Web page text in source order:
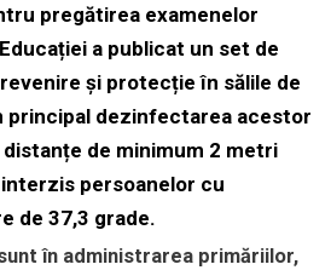
pregătirea examenelor
a publicat un set de
și protecție în sălile de
principal dezinfectarea acestor
de minimum 2 metri
persoanelor cu
de 37,3 grade.
în administrarea primăriilor,